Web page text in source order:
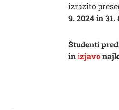
izrazito
9. 2024 in 31.
Študenti
inizjavo